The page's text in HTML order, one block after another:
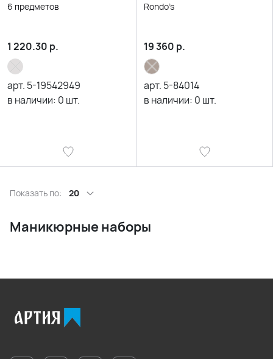
6 предметов
1 220.30 р.
арт. 5-19542949
в наличии: 0 шт.
Rondo’s
19 360 р.
арт. 5-84014
в наличии: 0 шт.
Показать по: 20
Маникюрные наборы